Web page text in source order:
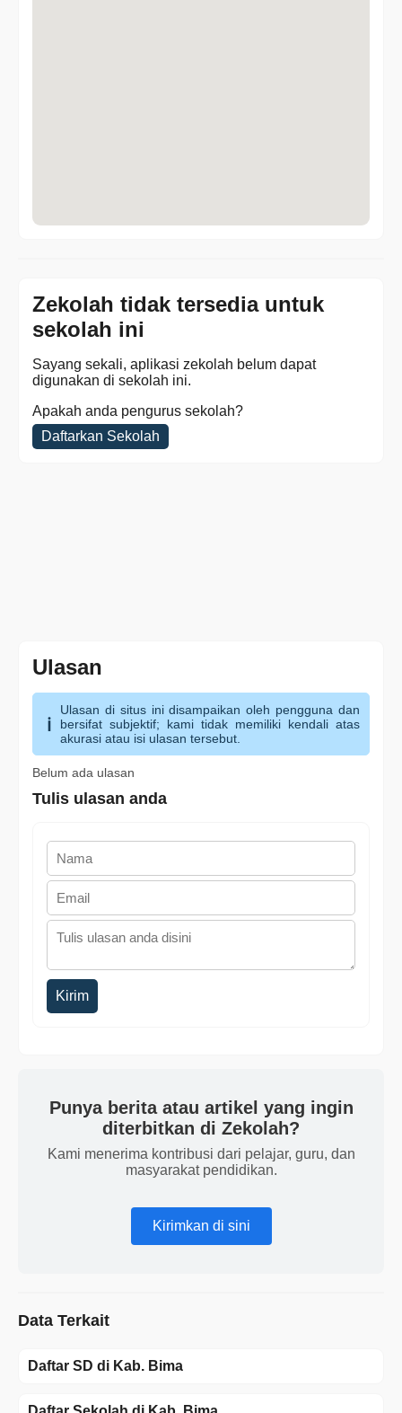
Zekolah tidak tersedia untuk
sekolah ini
Sayang sekali, aplikasi zekolah belum dapat
digunakan di sekolah ini.
Apakah anda pengurus sekolah?
Daftarkan Sekolah
Ulasan
Ulasan di situs ini disampaikan oleh pengguna dan
bersifat subjektif; kami tidak memiliki kendali atas
akurasi atau isi ulasan tersebut.
Belum ada ulasan
Tulis ulasan anda
Kirim
Punya berita atau artikel yang ingin
diterbitkan di Zekolah?
Kami menerima kontribusi dari pelajar, guru, dan
masyarakat pendidikan.
Kirimkan di sini
Data Terkait
Daftar SD di Kab. Bima